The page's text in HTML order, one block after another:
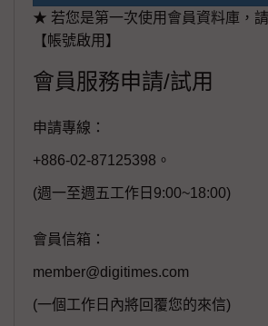
★ 若您是第一次使用會員資料庫，
【帳號啟用】
會員服務申請/試用
申請專線：
+886-02-87125398。
(週一至週五工作日9:00~18:00)
會員信箱：
member@digitimes.com
(一個工作日內將回覆您的來信)